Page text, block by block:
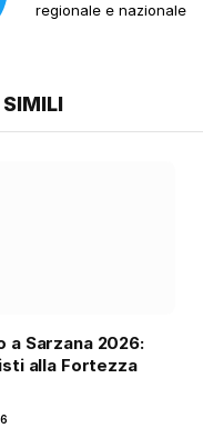
regionale e nazionale
a Sarzana 2026:
alla Fortezza